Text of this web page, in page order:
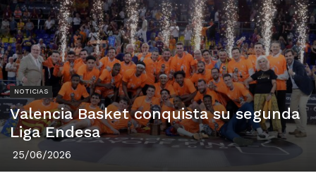
NOTICIAS
Valencia Basket conquista su segunda
Liga Endesa
25/06/2026